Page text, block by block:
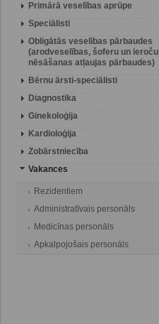
Primārā veselības aprūpe
Speciālisti
Obligātās veselības pārbaudes
(arodveselības, šoferu un ieroču
nēsāšanas atļaujas pārbaudes)
Bērnu ārsti-speciālisti
Diagnostika
Ginekoloģija
Kardioloģija
Zobārstniecība
Vakances
Rezidentiem
Administratīvais personāls
Medicīnas personāls
Apkalpojošais personāls